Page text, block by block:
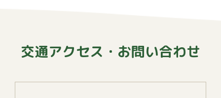
交通アクセス・お問い合わせ